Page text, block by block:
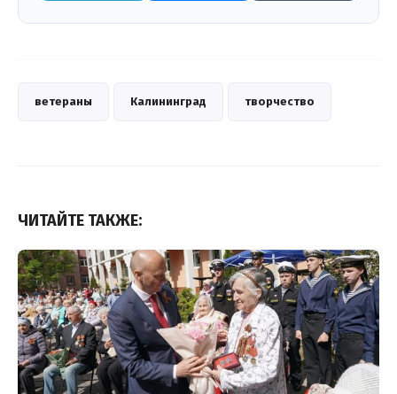
ветераны Калининград творчество
ЧИТАЙТЕ ТАКЖЕ: